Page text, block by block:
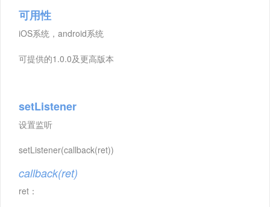
可用性
iOS系统，android系统
可提供的1.0.0及更高版本
setListener
设置监听
setListener(callback(ret))
callback(ret)
ret：